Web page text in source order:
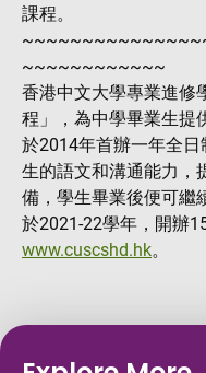
課程。
~~~~~~~~~~~~
香港中文大學專業進修
程」，為中學畢業生提
於2014年首辦一年全
生的語文和溝通能力，
備，學生畢業後便可繼
於2021-22學年，開辦
www.cuscshd.hk。